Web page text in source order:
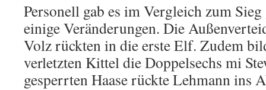
Personell gab es im Vergleich zum
einige Veränderungen. Die
Volz rückten in die erste Elf. Zudem
verletzten Kittel die Doppelsechs mi
gesperrten Haase rückte Lehmann ins